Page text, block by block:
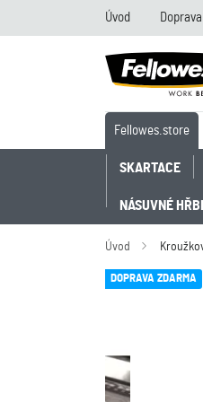
Úvod
Fellowes.store
SKARTACE
NÁSUVNÉ
Úvod
DOPRAVA ZDARMA